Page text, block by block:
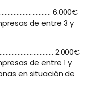
6.000€
de entre 3 y
2.000€
de entre 1 y
en situación de